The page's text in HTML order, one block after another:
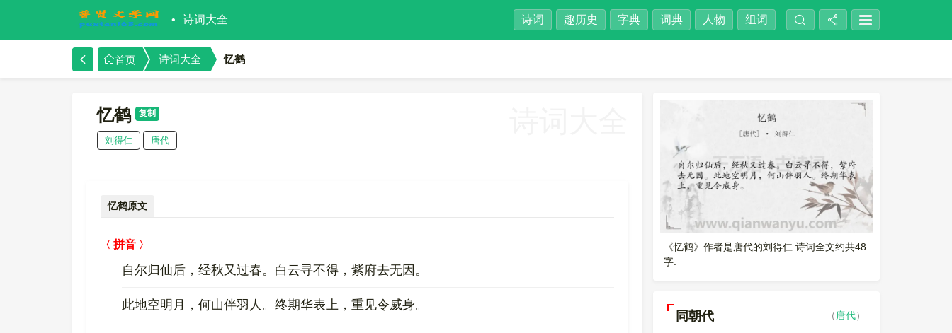
诗词大全 诗词 趣历史 字典 词典 人物 组词
首页 诗词大全 忆鹤
忆鹤 复制
刘得仁 唐代
忆鹤原文
拼音
自尔归仙后，经秋又过春。白云寻不得，紫府去无因。
此地空明月，何山伴羽人。终期华表上，重见令威身。
《忆鹤》作者是唐代的刘得仁.诗词全文约共48
字.
同朝代 （ 唐代）